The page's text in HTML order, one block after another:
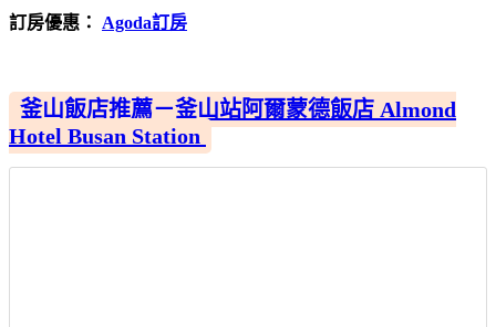
訂房優惠： Agoda訂房
釜山飯店推薦－釜山站阿爾蒙德飯店 Almond
Hotel Busan Station